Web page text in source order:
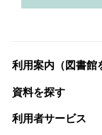
利用案内（図書館
資料を探す
利用者サービス